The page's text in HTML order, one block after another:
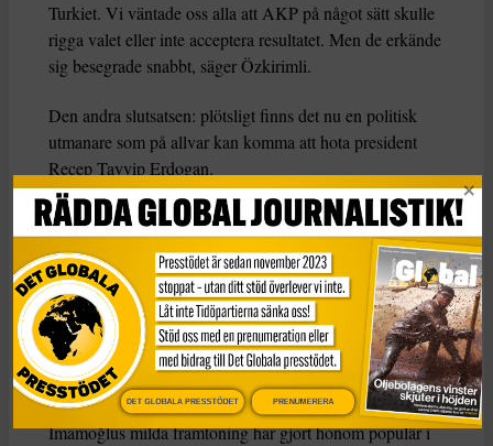
Turkiet. Vi väntade oss alla att AKP på något sätt skulle
rigga valet eller inte acceptera resultatet. Men de erkände
sig besegrade snabbt, säger Özkirimli.
Den andra slutsatsen: plötsligt finns det nu en politisk
utmanare som på allvar kan komma att hota president
Recep Tayyip Erdogan.
– Det här är per automatik stort, borgmästaren i Istanbul
är alltid en kandidat för större uppdrag. Erdogan kom
själv från borgmästarskapet i Istanbul. Imamoğlu kom
från ingenstans, från ett litet distrikt, och ingen statsvetare
hade hört talas om honom för sex månader sedan, säger
Özkirimli.
Seriös utmanare
Imamoğlus milda framtoning har gjort honom populär i
DET GLOBALA PRESSTÖDET PRENUMERERA